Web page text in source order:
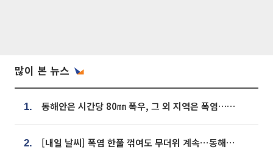
많이 본 뉴스
1. 동해안은 시간당 80㎜ 폭우, 그 외 지역은 폭염…‘극과 극 날씨’
2. [내일 날씨] 폭염 한풀 꺾여도 무더위 계속⋯동해안 이틀 연속 비